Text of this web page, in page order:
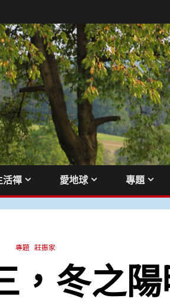
活禪 愛地球 專題
專題 莊振家
，冬之